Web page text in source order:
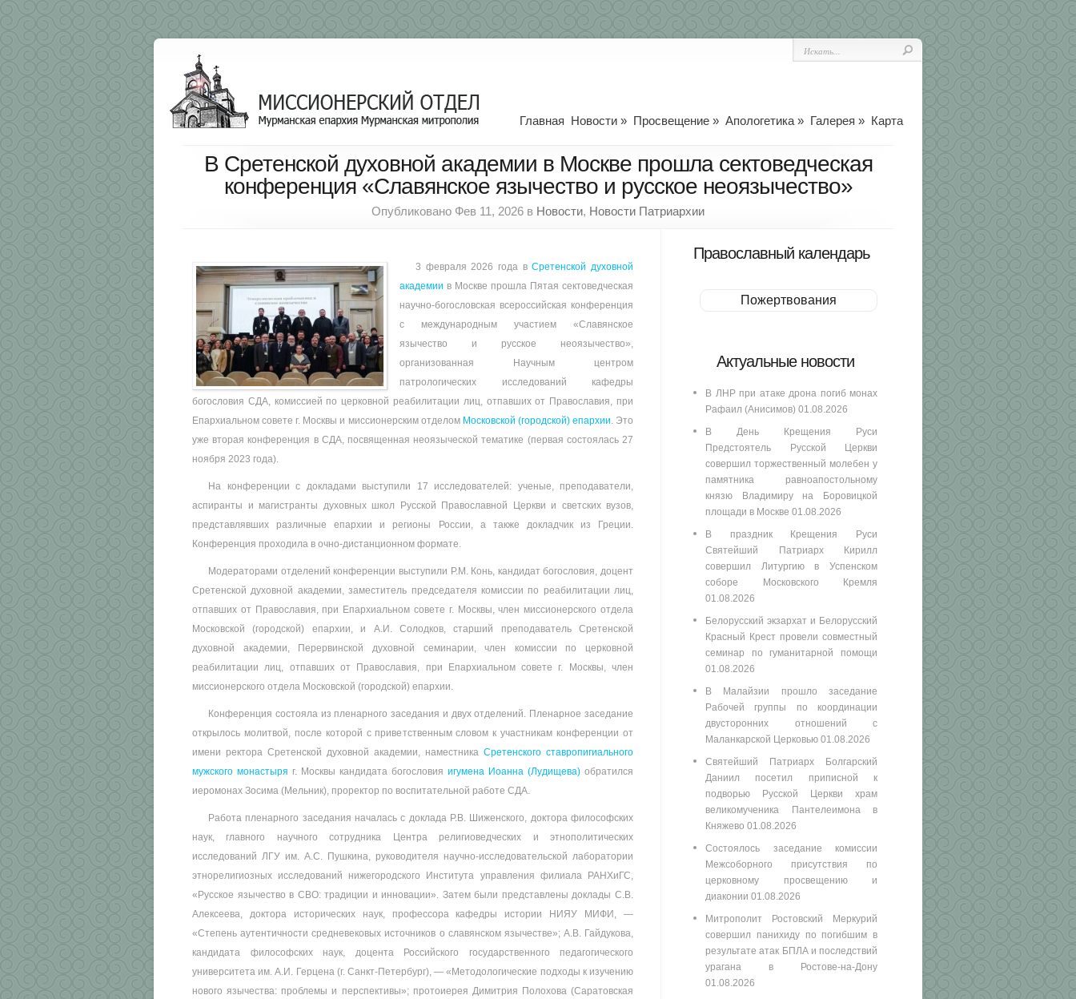
Главная Новости » Просвещение » Апологетика » Галерея » Карта
В Сретенской духовной академии в Москве прошла сектоведческая
конференция «Славянское язычество и русское неоязычество»
Опубликовано Фев 11, 2026 в Новости, Новости Патриархии
3 февраля 2026 года вСретенской духовной
академии в Москве прошла Пятая сектоведческая
научно-богословская всероссийская конференция
с международным участием «Славянское
язычество и русское неоязычество»,
организованная Научным центром
патрологических исследований кафедры
богословия СДА, комиссией по церковной реабилитации лиц, отпавших от Православия, при
Епархиальном совете г. Москвы и миссионерским отделом Московской (городской) епархии. Это
уже вторая конференция в СДА, посвященная неоязыческой тематике (первая состоялась 27
ноября 2023 года).
На конференции с докладами выступили 17 исследователей: ученые, преподаватели,
аспиранты и магистранты духовных школ Русской Православной Церкви и светских вузов,
представлявших различные епархии и регионы России, а также докладчик из Греции.
Конференция проходила в очно-дистанционном формате.
Модераторами отделений конференции выступили Р.М. Конь, кандидат богословия, доцент
Сретенской духовной академии, заместитель председателя комиссии по реабилитации лиц,
отпавших от Православия, при Епархиальном совете г. Москвы, член миссионерского отдела
Московской (городской) епархии, и А.И. Солодков, старший преподаватель Сретенской
духовной академии, Перервинской духовной семинарии, член комиссии по церковной
реабилитации лиц, отпавших от Православия, при Епархиальном совете г. Москвы, член
миссионерского отдела Московской (городской) епархии.
Конференция состояла из пленарного заседания и двух отделений. Пленарное заседание
открылось молитвой, после которой с приветственным словом к участникам конференции от
имени ректора Сретенской духовной академии, наместника Сретенского ставропигиального
мужского монастыря г. Москвы кандидата богословия игумена Иоанна (Лудищева) обратился
иеромонах Зосима (Мельник), проректор по воспитательной работе СДА.
Работа пленарного заседания началась с доклада Р.В. Шиженского, доктора философских
наук, главного научного сотрудника Центра религиоведческих и этнополитических
исследований ЛГУ им. А.С. Пушкина, руководителя научно-исследовательской лаборатории
этнорелигиозных исследований нижегородского Института управления филиала РАНХиГС,
«Русское язычество в СВО: традиции и инновации». Затем были представлены доклады С.В.
Алексеева, доктора исторических наук, профессора кафедры истории НИЯУ МИФИ, —
«Степень аутентичности средневековых источников о славянском язычестве»; А.В. Гайдукова,
кандидата философских наук, доцента Российского государственного педагогического
университета им. А.И. Герцена (г. Санкт-Петербург), — «Методологические подходы к изучению
нового язычества: проблемы и перспективы»; протоиерея Димитрия Полохова (Саратовская
Православный календарь
Пожертвования
Актуальные новости
В ЛНР при атаке дрона погиб монах
Рафаил (Анисимов) 01.08.2026
В День Крещения Руси
Предстоятель Русской Церкви
совершил торжественный молебен у
памятника равноапостольному
князю Владимиру на Боровицкой
площади в Москве 01.08.2026
В праздник Крещения Руси
Святейший Патриарх Кирилл
совершил Литургию в Успенском
соборе Московского Кремля
01.08.2026
Белорусский экзархат и Белорусский
Красный Крест провели совместный
семинар по гуманитарной помощи
01.08.2026
В Малайзии прошло заседание
Рабочей группы по координации
двусторонних отношений с
Маланкарской Церковью 01.08.2026
Святейший Патриарх Болгарский
Даниил посетил приписной к
подворью Русской Церкви храм
великомученика Пантелеимона в
Княжево 01.08.2026
Состоялось заседание комиссии
Межсоборного присутствия по
церковному просвещению и
диаконии 01.08.2026
Митрополит Ростовский Меркурий
совершил панихиду по погибшим в
результате атак БПЛА и последствий
урагана в Ростове-на-Дону
01.08.2026